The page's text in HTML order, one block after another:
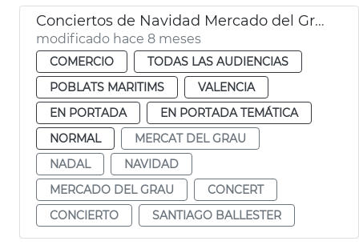
Conciertos de Navidad Mercado del Grau
modificado hace 8 meses
COMERCIO
TODAS LAS AUDIENCIAS
POBLATS MARITIMS
VALENCIA
EN PORTADA
EN PORTADA TEMÁTICA
NORMAL
MERCAT DEL GRAU
NADAL
NAVIDAD
MERCADO DEL GRAU
CONCERT
CONCIERTO
SANTIAGO BALLESTER